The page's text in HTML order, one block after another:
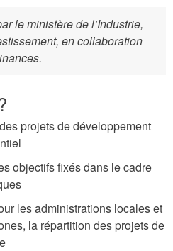
le ministère de l’Industrie,
en collaboration
projets de développement
objectifs fixés dans le cadre
les administrations locales et
la répartition des projets de